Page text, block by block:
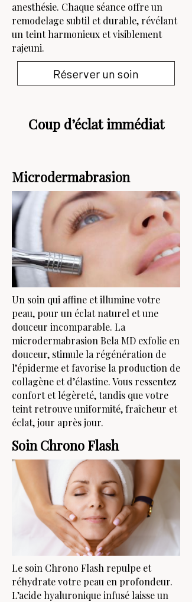
anesthésie. Chaque séance offre un
remodelage subtil et durable, révélant
un teint harmonieux et visiblement
rajeuni.
Réserver un soin
Coup d’éclat immédiat
Microdermabrasion
Un soin qui affine et illumine votre
peau, pour un éclat naturel et une
douceur incomparable. La
microdermabrasion Bela MD exfolie en
douceur, stimule la régénération de
l’épiderme et favorise la production de
collagène et d’élastine. Vous ressentez
confort et légèreté, tandis que votre
teint retrouve uniformité, fraîcheur et
éclat, jour après jour.
Soin Chrono Flash
Le soin Chrono Flash repulpe et
réhydrate votre peau en profondeur.
L’acide hyaluronique infusé laisse un